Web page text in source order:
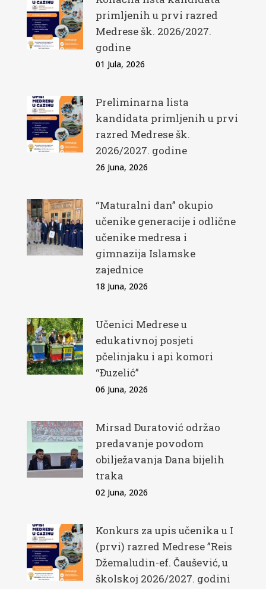
primljenih u prvi razred
Medrese šk. 2026/2027.
godine
01 Jula, 2026
Preliminarna lista
kandidata primljenih u prvi
razred Medrese šk.
2026/2027. godine
26 Juna, 2026
“Maturalni dan” okupio
učenike generacije i odlične
učenike medresa i
gimnazija Islamske
zajednice
18 Juna, 2026
Učenici Medrese u
edukativnoj posjeti
pčelinjaku i api komori
“Đuzelić”
06 Juna, 2026
Mirsad Duratović održao
predavanje povodom
obilježavanja Dana bijelih
traka
02 Juna, 2026
Konkurs za upis učenika u I
(prvi) razred Medrese ”Reis
Džemaludin-ef. Čaušević, u
školskoj 2026/2027. godini